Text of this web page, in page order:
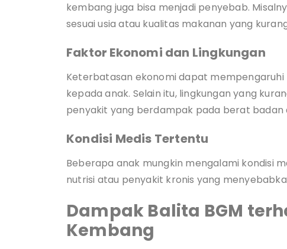
kembang juga bisa menjadi penyebab.
sesuai usia atau kualitas makanan yang
Faktor Ekonomi dan Lingkungan
Keterbatasan ekonomi dapat
kepada anak. Selain itu, lingkungan yang
penyakit yang berdampak pada berat badan
Kondisi Medis Tertentu
Beberapa anak mungkin mengalami kondisi
nutrisi atau penyakit kronis yang
Dampak Balita BGM
Kembang